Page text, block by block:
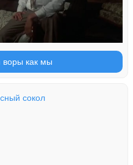
воры как мы
сокол